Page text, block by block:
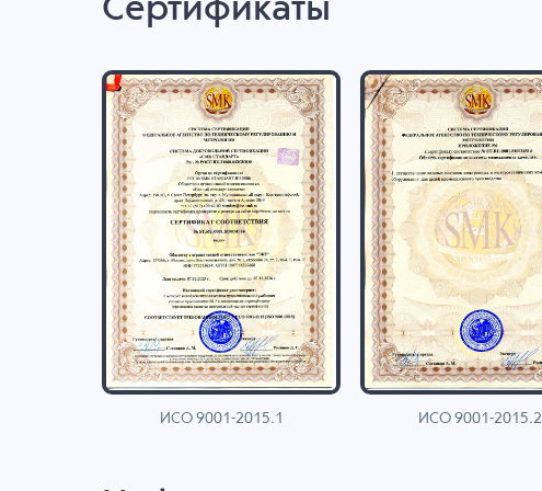
Сертификаты
ИСО 9001-2015.1 ИСО 9001-2015.2